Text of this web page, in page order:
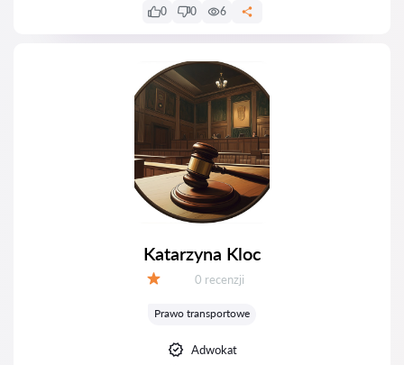
0 0 6
Katarzyna Kloc
Recenzji:
0 recenzji
Prawo transportowe
Adwokat